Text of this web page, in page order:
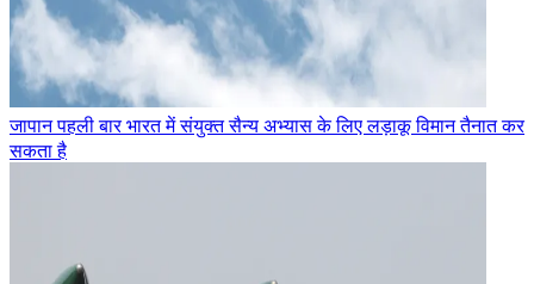
जापान पहली बार भारत में संयुक्त सैन्य अभ्यास के लिए लड़ाकू विमान तैनात कर
सकता है